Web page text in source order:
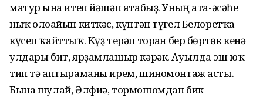
матур ғына итеп йәшәп ятабыҙ. Уның ата-әсәһе
ныҡ олоғайып киткәс, күптән түгел Белоретҡа
күсеп ҡайттыҡ. Күҙ терәп торған бер бөртөк кенә
улдары бит, ярҙамлашыр кәрәк. Ауылда эш юҡ
тип тә аптыраманы ирем, шиномонтаж асты.
Бына шулай, Әлфиә, тормошомдан бик